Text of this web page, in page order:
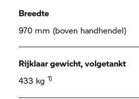
Breedte
970 mm (boven handhendel)
Rijklaar gewicht, volgetankt
433 kg1)